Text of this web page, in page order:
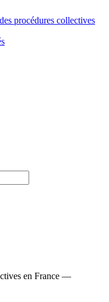
procédures collectives
en France —